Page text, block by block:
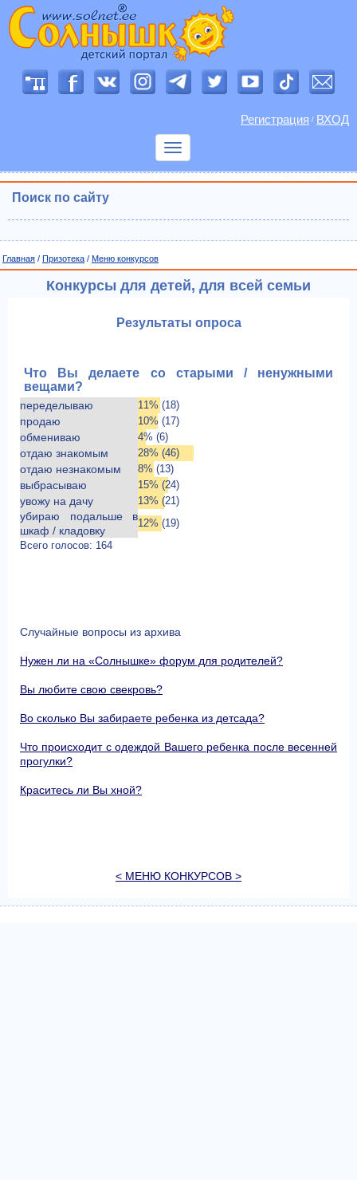
Регистрация / ВХОД
Показать
Поиск по сайту
Главная / Призотека / Меню конкурсов
Конкурсы для детей, для всей семьи
Результаты опроса
Что Вы делаете со старыми / ненужными
вещами?
переделываю 11% (18)
продаю 10% (17)
обмениваю 4% (6)
отдаю знакомым 28% (46)
отдаю незнакомым 8% (13)
выбрасываю 15% (24)
увожу на дачу 13% (21)
убираю подальше в
шкаф / кладовку
12% (19)
Всего голосов: 164
Случайные вопросы из архива
Нужен ли на «Солнышке» форум для родителей?
Вы любите свою свекровь?
Во сколько Вы забираете ребенка из детсада?
Что происходит с одеждой Вашего ребенка после весенней
прогулки?
Краситесь ли Вы хной?
< МЕНЮ КОНКУРСОВ >